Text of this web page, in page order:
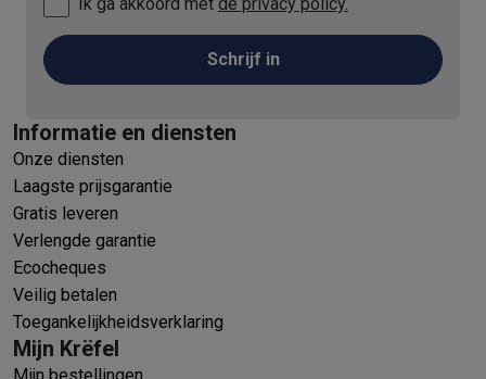
Schrijf in
Informatie en diensten
Onze diensten
Laagste prijsgarantie
Gratis leveren
Verlengde garantie
Ecocheques
Veilig betalen
Toegankelijkheidsverklaring
Mijn Krëfel